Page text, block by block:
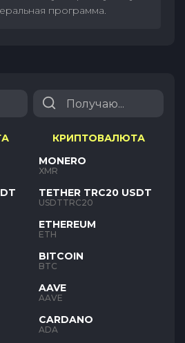
программа.
КРИПТОВАЛЮТА
MONERO
XMR
TETHER TRC20 USDT
USDTTRC20
ETHEREUM
ETH
BITCOIN
BTC
AAVE
AAVE
CARDANO
ADA